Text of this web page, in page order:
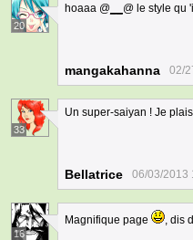
20
hoaaa @ @ le style qu
mangakahanna 02/
33
Un super-saiyan ! Je
Bellatrice 06/03/2013
16
Magnifique page , dis